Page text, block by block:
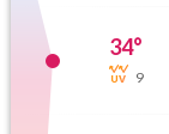
34°
9